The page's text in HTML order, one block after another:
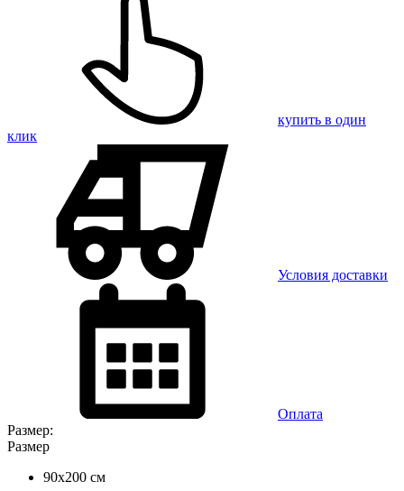
купить в один
клик
Условия доставки
Оплата
Размер:
Размер
90x200 см